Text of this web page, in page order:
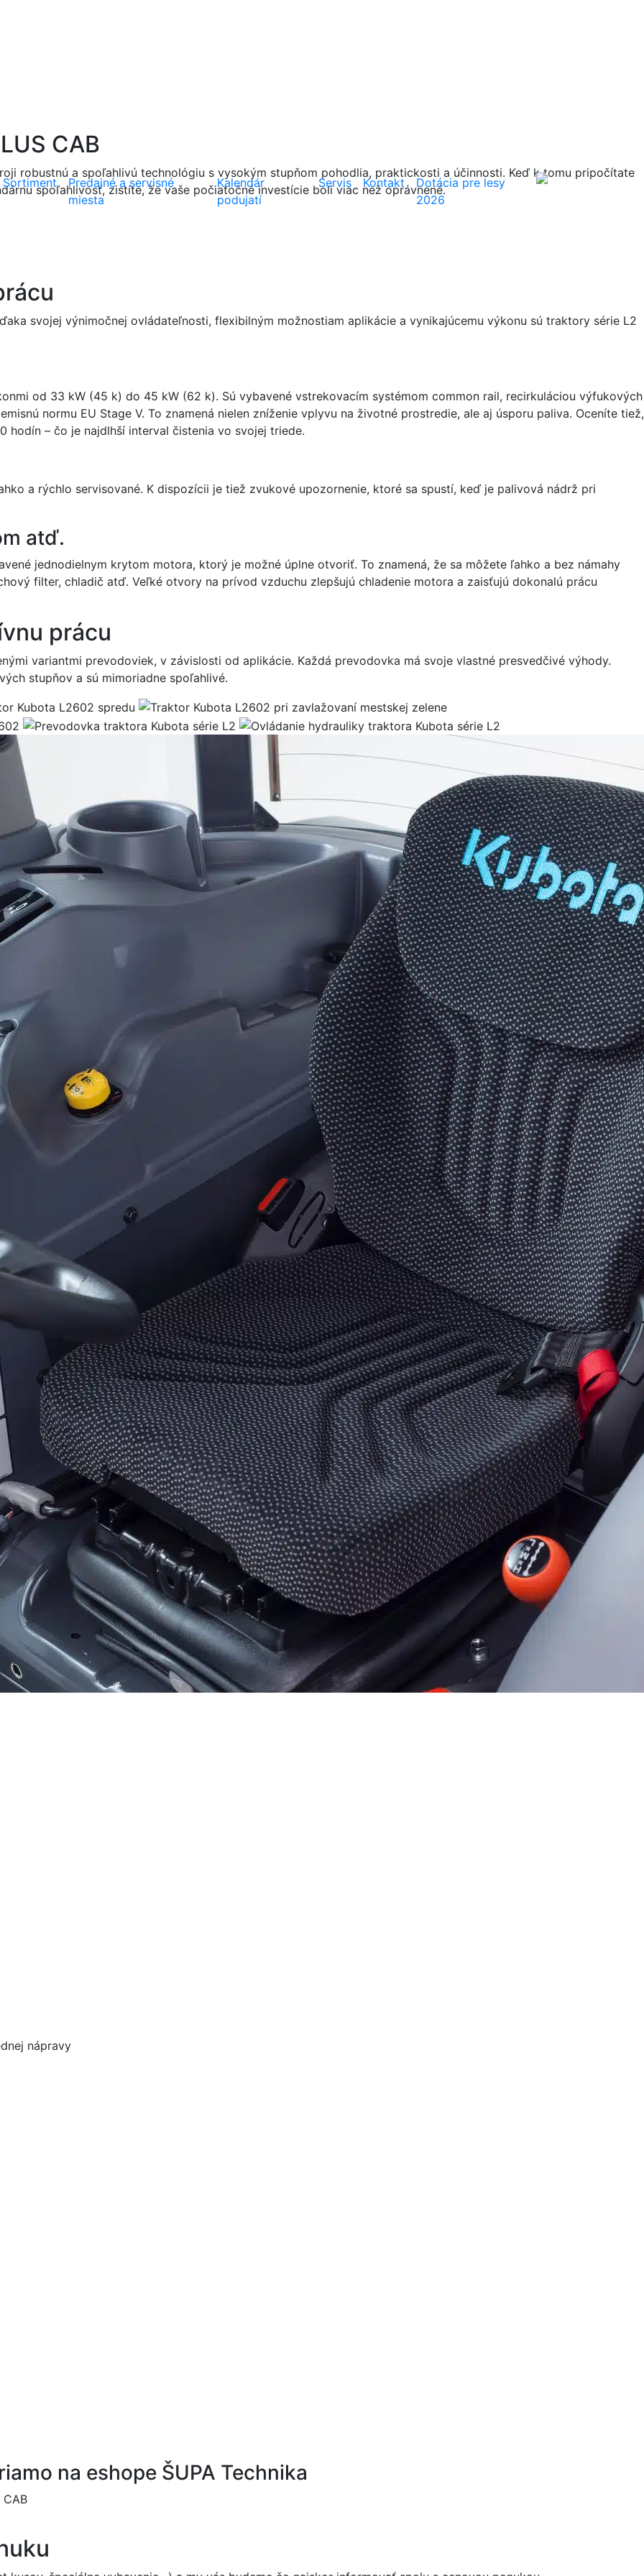
Sortiment
Predajné a servisné
miesta
Kalendár
podujatí
Servis Kontakt
Dotácia pre lesy
2026
Hľadať
CAB
robustnú a spoľahlivú technológiu s vysokým stupňom pohodlia, praktickosti a účinnosti. Keď k tomu pripočítate
spoľahlivosť, zistíte, že vaše počiatočné investície boli viac než oprávnené.
svojej výnimočnej ovládateľnosti, flexibilným možnostiam aplikácie a vynikajúcemu výkonu sú traktory série L2
od 33 kW (45 k) do 45 kW (62 k). Sú vybavené vstrekovacím systémom common rail, recirkuláciou výfukových
normu EU Stage V. To znamená nielen zníženie vplyvu na životné prostredie, ale aj úsporu paliva. Oceníte tiež,
– čo je najdlhší interval čistenia vo svojej triede.
a rýchlo servisované. K dispozícii je tiež zvukové upozornenie, ktoré sa spustí, keď je palivová nádrž pri
atď.
jednodielnym krytom motora, ktorý je možné úplne otvoriť. To znamená, že sa môžete ľahko a bez námahy
filter, chladič atď. Veľké otvory na prívod vzduchu zlepšujú chladenie motora a zaisťujú dokonalú prácu
prácu
variantmi prevodoviek, v závislosti od aplikácie. Každá prevodovka má svoje vlastné presvedčivé výhody.
stupňov a sú mimoriadne spoľahlivé.
nápravy
na eshope ŠUPA Technika